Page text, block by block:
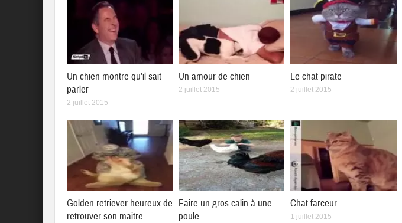
Un chien montre qu’il sait
parler
2 juillet 2015
Un amour de chien
2 juillet 2015
Le chat pirate
2 juillet 2015
Golden retriever heureux de
retrouver son maitre
Faire un gros calin à une
poule
Chat farceur
1 juillet 2015